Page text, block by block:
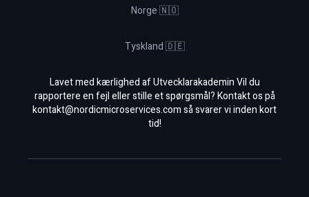
Norge 🇳🇴
Tyskland 🇩🇪
Lavet med kærlighed af Utvecklarakademin Vil du
rapportere en fejl eller stille et spørgsmål? Kontakt os på
kontakt@nordicmicroservices.comså svarer vi inden kort
tid!